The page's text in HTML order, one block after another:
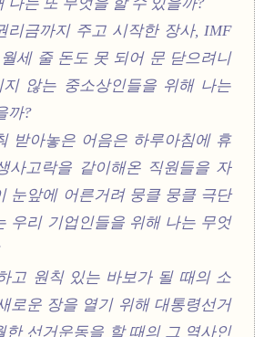
리금까지 주고 시작한 장사, IMF
세 줄 돈도 못 되어 문 닫으려니
지 않는 중소상인들을 위해 나는
까?
받아놓은 어음은 하루아침에 휴
사고락을 같이해온 직원들을 자
눈앞에 어른거려 뭉클 뭉클 극단
우리 기업인들을 위해 나는 무엇
고 원칙 있는 바보가 될 때의 소
로운 장을 열기 위해 대통령선거
한 선거운동을 할 때의 그 역사인